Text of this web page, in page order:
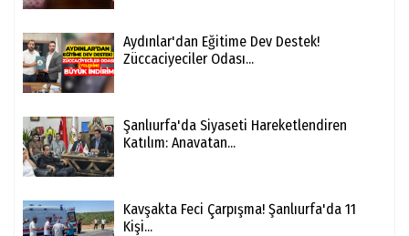
Aydınlar'dan Eğitime Dev Destek!
Züccaciyeciler Odası...
Şanlıurfa'da Siyaseti Hareketlendiren
Katılım: Anavatan...
Kavşakta Feci Çarpışma! Şanlıurfa'da 11
Kişi...